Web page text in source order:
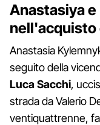
Anastasiya
nell'acquisto
Anastasia
seguito della
Luca Sacchi,
strada da Valerio
ventiquattrenne,